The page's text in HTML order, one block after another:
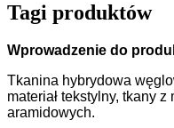
Tagi produktów
Wprowadzenie do
Tkanina hybrydowa
materiał tekstylny, tkany
aramidowych.